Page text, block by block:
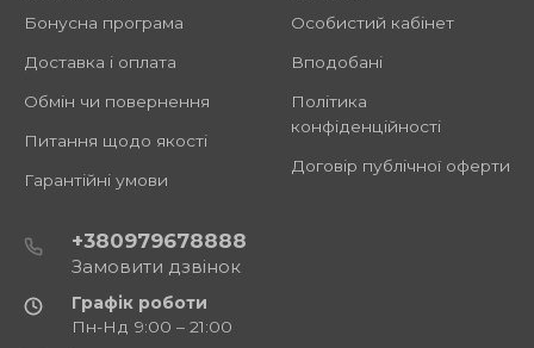
Бонусна програма
Доставка і оплата
Обмін чи повернення
Питання щодо якості
Гарантійні умови
Особистий кабінет
Вподобані
Політика
конфіденційності
Договір публічної оферти
+380979678888
Замовити дзвінок
Графік роботи
Пн-Нд 9:00 – 21:00